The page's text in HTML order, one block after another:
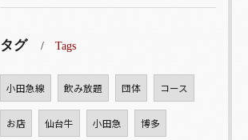
タグ Tags
小田急線 飲み放題 団体 コース
お店 仙台牛 小田急 博多